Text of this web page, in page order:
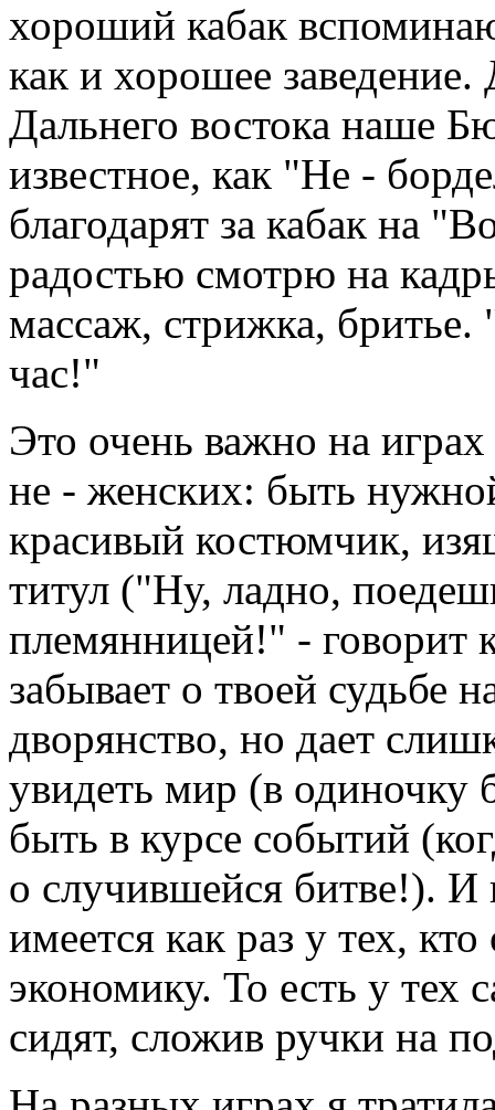
хороший кабак
как и хорошее
Дальнего востока наше
известное, как "Не -
благодарят за кабак на
радостью смотрю на
массаж, стрижка,
час!"
Это очень важно на
не - женских: быть
красивый костюмчик,
титул ("Ну, ладно,
племянницей!" - говорит
забывает о твоей судьбе
дворянство, но дает
увидеть мир (в одиночку
быть в курсе событий
о случившейся битве!). И
имеется как раз у тех,
экономику. То есть у тех
сидят, сложив ручки на